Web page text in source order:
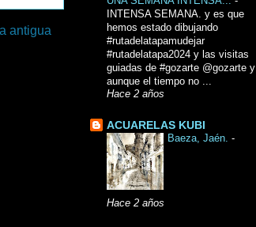
antigua
INTENSA SEMANA. y es que
hemos estado dibujando
#rutadelatapamudejar
#rutadelatapa2024 y las visitas
guiadas de #gozarte @gozarte y
aunque el tiempo no ...
Hace 2 años
ACUARELAS KUBI
Baeza, Jaén. -
Hace 2 años